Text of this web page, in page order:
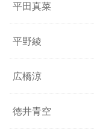
平田真菜
平野綾
広橋涼
徳井青空